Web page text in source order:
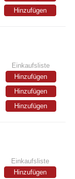
Hinzufügen
Einkaufsliste
Hinzufügen
Hinzufügen
Hinzufügen
Einkaufsliste
Hinzufügen